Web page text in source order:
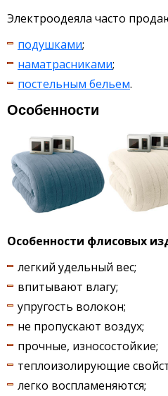
Электроодеяла часто
подушками;
наматрасниками;
постельным бельем.
Особенности
Особенности флисовых
легкий удельный вес;
впитывают влагу;
упругость волокон;
не пропускают воздух;
прочные, износостойкие;
теплоизолирующие
легко воспламеняются;